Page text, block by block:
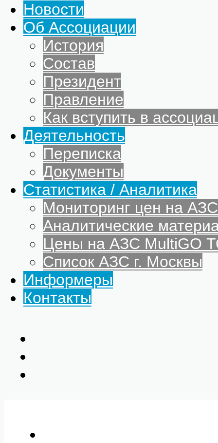
Новости
Об Ассоциации
История
Состав
Президент
Правление
Как вступить в
Деятельность
Переписка
Документы
Статистика / Аналитика
Мониторинг цен на
Аналитические
Цены на АЗС MultiGO
Список АЗС г. Москвы
Информеры
Контакты